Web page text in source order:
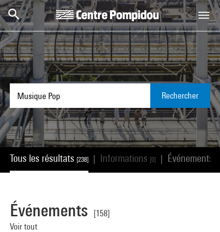
Aller au contenu principal
Centre Pompidou
Rechercher
Tous les résultats [238] Informations [0] Événements
Événements
[158]
Voir tout